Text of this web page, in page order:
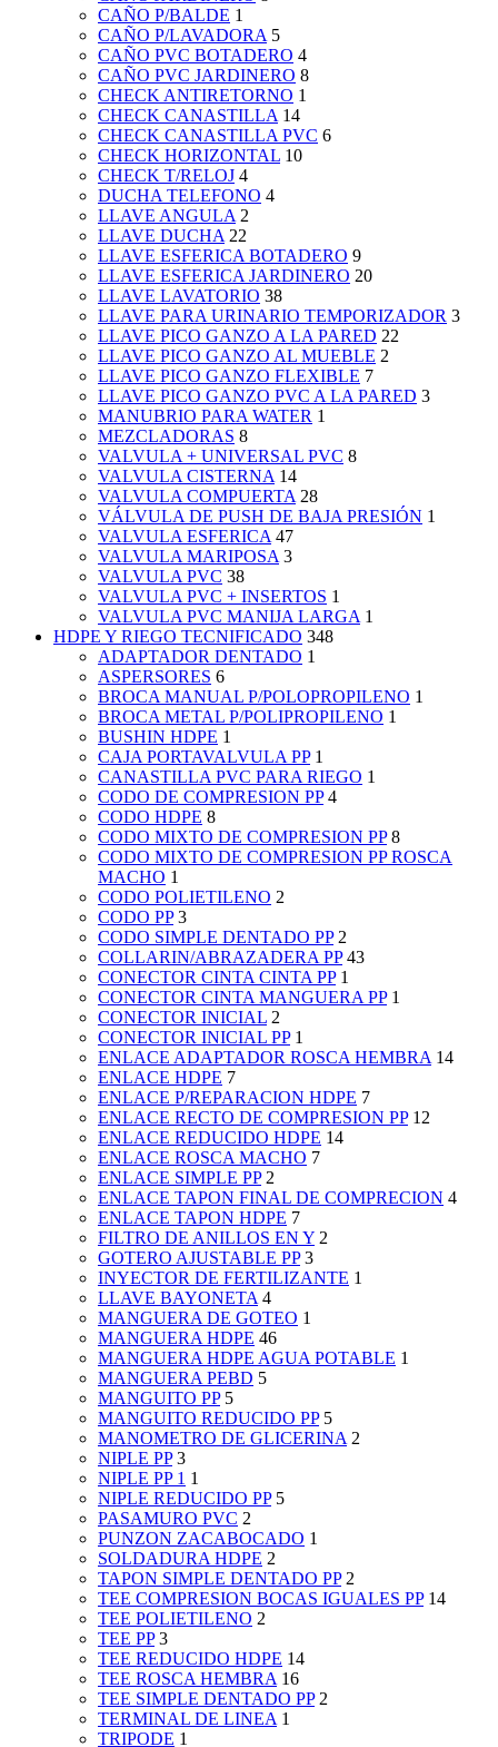
CAÑO P/BALDE 1
CAÑO P/LAVADORA 5
CAÑO PVC BOTADERO 4
CAÑO PVC JARDINERO 8
CHECK ANTIRETORNO 1
CHECK CANASTILLA 14
CHECK CANASTILLA PVC 6
CHECK HORIZONTAL 10
CHECK T/RELOJ 4
DUCHA TELEFONO 4
LLAVE ANGULA 2
LLAVE DUCHA 22
LLAVE ESFERICA BOTADERO 9
LLAVE ESFERICA JARDINERO 20
LLAVE LAVATORIO 38
LLAVE PARA URINARIO TEMPORIZADOR 3
LLAVE PICO GANZO A LA PARED 22
LLAVE PICO GANZO AL MUEBLE 2
LLAVE PICO GANZO FLEXIBLE 7
LLAVE PICO GANZO PVC A LA PARED 3
MANUBRIO PARA WATER 1
MEZCLADORAS 8
VALVULA + UNIVERSAL PVC 8
VALVULA CISTERNA 14
VALVULA COMPUERTA 28
VÁLVULA DE PUSH DE BAJA PRESIÓN 1
VALVULA ESFERICA 47
VALVULA MARIPOSA 3
VALVULA PVC 38
VALVULA PVC + INSERTOS 1
VALVULA PVC MANIJA LARGA 1
HDPE Y RIEGO TECNIFICADO 348
ADAPTADOR DENTADO 1
ASPERSORES 6
BROCA MANUAL P/POLOPROPILENO 1
BROCA METAL P/POLIPROPILENO 1
BUSHIN HDPE 1
CAJA PORTAVALVULA PP 1
CANASTILLA PVC PARA RIEGO 1
CODO DE COMPRESION PP 4
CODO HDPE 8
CODO MIXTO DE COMPRESION PP 8
CODO MIXTO DE COMPRESION PP ROSCA
MACHO 1
CODO POLIETILENO 2
CODO PP 3
CODO SIMPLE DENTADO PP 2
COLLARIN/ABRAZADERA PP 43
CONECTOR CINTA CINTA PP 1
CONECTOR CINTA MANGUERA PP 1
CONECTOR INICIAL 2
CONECTOR INICIAL PP 1
ENLACE ADAPTADOR ROSCA HEMBRA 14
ENLACE HDPE 7
ENLACE P/REPARACION HDPE 7
ENLACE RECTO DE COMPRESION PP 12
ENLACE REDUCIDO HDPE 14
ENLACE ROSCA MACHO 7
ENLACE SIMPLE PP 2
ENLACE TAPON FINAL DE COMPRECION 4
ENLACE TAPON HDPE 7
FILTRO DE ANILLOS EN Y 2
GOTERO AJUSTABLE PP 3
INYECTOR DE FERTILIZANTE 1
LLAVE BAYONETA 4
MANGUERA DE GOTEO 1
MANGUERA HDPE 46
MANGUERA HDPE AGUA POTABLE 1
MANGUERA PEBD 5
MANGUITO PP 5
MANGUITO REDUCIDO PP 5
MANOMETRO DE GLICERINA 2
NIPLE PP 3
NIPLE PP 1 1
NIPLE REDUCIDO PP 5
PASAMURO PVC 2
PUNZON ZACABOCADO 1
SOLDADURA HDPE 2
TAPON SIMPLE DENTADO PP 2
TEE COMPRESION BOCAS IGUALES PP 14
TEE POLIETILENO 2
TEE PP 3
TEE REDUCIDO HDPE 14
TEE ROSCA HEMBRA 16
TEE SIMPLE DENTADO PP 2
TERMINAL DE LINEA 1
TRIPODE 1